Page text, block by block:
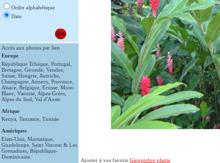
Ordre alphabétique
Date
Accès aux photos par lien
Europe
République Tchèque Portugal
Bretagne Gironde Vendee
Suisse Hongrie Autriche
Champagne Annecy, Provence
Alsace Belgique Ecosse Mont-
Blanc Vanoise Alpes-Grées
Alpes du Sud Val d'Aoste
Afrique
Kenya Tanzanie Tunisie
Amériques
Etats-Unis Martinique
Guadeloupe Saint Vincent & Les
Grenadines République-
Dominicaine
Ajouter à vos favoris Gingembre plante